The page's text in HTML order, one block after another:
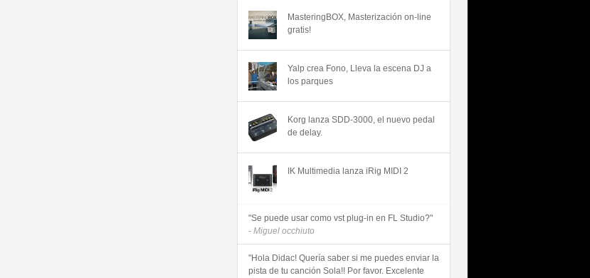
MasteringBOX, Masterización on-line
gratis!
Yalp crea Fono, Lleva la escena DJ a
los parques
Korg lanza SDD-3000, el nuevo pedal
de delay.
IK Multimedia lanza iRig MIDI 2
"Se puede usar como vst plug-in en FL Studio?"
- Miguel occhiuto
"Hola Didac! Quería saber si me puedes enviar la
pista de tu canción Sola!! Por favor. Excelente